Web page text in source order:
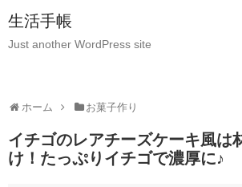
生活手帳
Just another WordPress site
ホーム お菓子作り
イチゴのレアチーズケーキ風は
け！たっぷりイチゴで濃厚に♪